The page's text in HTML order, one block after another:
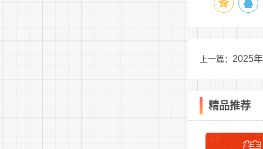
上一篇： 2025
人才招聘岗位
精品推荐